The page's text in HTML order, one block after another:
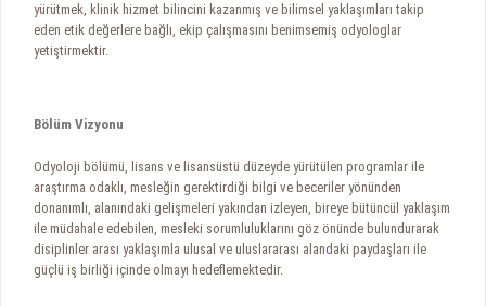
yürütmek, klinik hizmet bilincini kazanmış ve bilimsel yaklaşımları takip
eden etik değerlere bağlı, ekip çalışmasını benimsemiş odyologlar
yetiştirmektir.
Bölüm Vizyonu
Odyoloji bölümü, lisans ve lisansüstü düzeyde yürütülen programlar ile
araştırma odaklı, mesleğin gerektirdiği bilgi ve beceriler yönünden
donanımlı, alanındaki gelişmeleri yakından izleyen, bireye bütüncül yaklaşım
ile müdahale edebilen, mesleki sorumluluklarını göz önünde bulundurarak
disiplinler arası yaklaşımla ulusal ve uluslararası alandaki paydaşları ile
güçlü iş birliği içinde olmayı hedeflemektedir.